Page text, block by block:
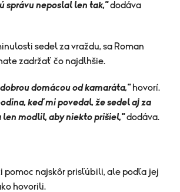
správu neposlal len tak,"dodáva
sedel za vraždu, sa Roman
zadržať čo najdlhšie.
domácou od kamaráta,"hovorí.
keď mi povedal, že sedel aj za
len modlil, aby niekto prišiel,"dodáva.
pomoc najskôr prisľúbili, ale podľa jej
hovorili.